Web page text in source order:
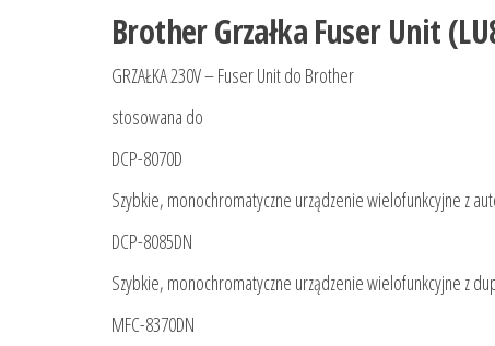
Brother Grzałka Fuser Unit
GRZAŁKA 230V – Fuser Unit do Brother
stosowana do
DCP-8070D
Szybkie, monochromatyczne urządzenie wielofunkcyjne z
DCP-8085DN
Szybkie, monochromatyczne urządzenie wielofunkcyjne z
MFC-8370DN